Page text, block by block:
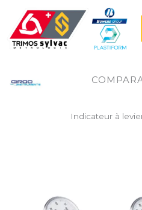
contenu
Indicateur à